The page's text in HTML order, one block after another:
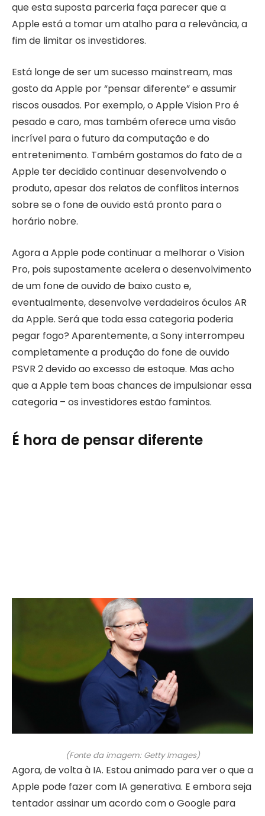
que esta suposta parceria faça parecer que a
Apple está a tomar um atalho para a relevância, a
fim de limitar os investidores.
Está longe de ser um sucesso mainstream, mas
gosto da Apple por “pensar diferente” e assumir
riscos ousados. Por exemplo, o Apple Vision Pro é
pesado e caro, mas também oferece uma visão
incrível para o futuro da computação e do
entretenimento. Também gostamos do fato de a
Apple ter decidido continuar desenvolvendo o
produto, apesar dos relatos de conflitos internos
sobre se o fone de ouvido está pronto para o
horário nobre.
Agora a Apple pode continuar a melhorar o Vision
Pro, pois supostamente acelera o desenvolvimento
de um fone de ouvido de baixo custo e,
eventualmente, desenvolve verdadeiros óculos AR
da Apple. Será que toda essa categoria poderia
pegar fogo? Aparentemente, a Sony interrompeu
completamente a produção do fone de ouvido
PSVR 2 devido ao excesso de estoque. Mas acho
que a Apple tem boas chances de impulsionar essa
categoria – os investidores estão famintos.
É hora de pensar diferente
(Fonte da imagem: Getty Images)
Agora, de volta à IA. Estou animado para ver o que a
Apple pode fazer com IA generativa. E embora seja
tentador assinar um acordo com o Google para